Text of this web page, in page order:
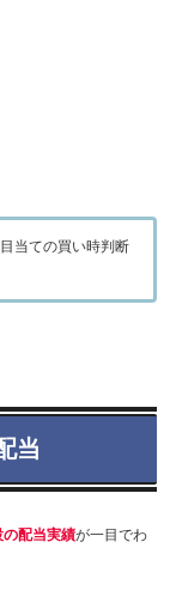
当ての買い時判断
当
の配当実績が一目でわ